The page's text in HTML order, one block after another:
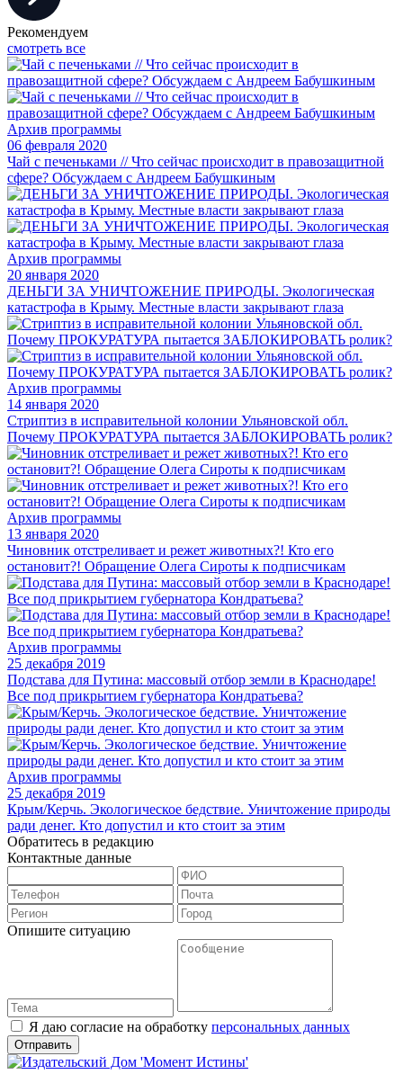
Рекомендуем
смотреть все
Архив программы
06 февраля 2020
Чай с печеньками // Что сейчас происходит в правозащитной
сфере? Обсуждаем с Андреем Бабушкиным
Архив программы
20 января 2020
ДЕНЬГИ ЗА УНИЧТОЖЕНИЕ ПРИРОДЫ. Экологическая
катастрофа в Крыму. Местные власти закрывают глаза
Архив программы
14 января 2020
Стриптиз в исправительной колонии Ульяновской обл.
Почему ПРОКУРАТУРА пытается ЗАБЛОКИРОВАТЬ ролик?
Архив программы
13 января 2020
Чиновник отстреливает и режет животных?! Кто его
остановит?! Обращение Олега Сироты к подписчикам
Архив программы
25 декабря 2019
Подстава для Путина: массовый отбор земли в Краснодаре!
Все под прикрытием губернатора Кондратьева?
Архив программы
25 декабря 2019
Крым/Керчь. Экологическое бедствие. Уничтожение природы
ради денег. Кто допустил и кто стоит за этим
Обратитесь в редакцию
Контактные данные
Опишите ситуацию
Я даю согласие на обработку персональных данных